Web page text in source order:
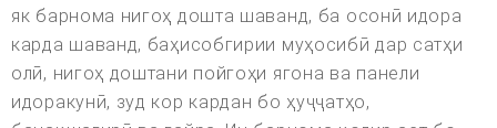
як барнома нигоҳ дошта шаванд, ба осонӣ идора
карда шаванд, баҳисобгирии муҳосибӣ дар сатҳи
олӣ, нигоҳ доштани пойгоҳи ягона ва панели
идоракунӣ, зуд кор кардан бо ҳуҷҷатҳо,